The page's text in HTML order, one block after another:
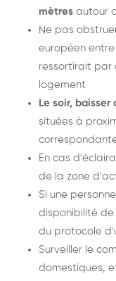
mètres autour
Ne pas
européen
ressortirait par
logement
Le soir,
situées à
En cas
de la zone
Si une
disponibilité
du protocole
Surveiller le
domestiques,